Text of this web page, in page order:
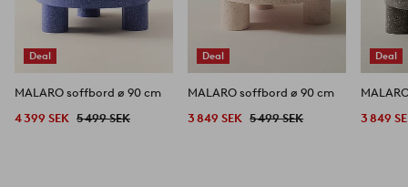
Deal
MALARO soffbord ø 90 cm
4 399 SEK 5 499 SEK
Deal
MALARO soffbord ø 90 cm
3 849 SEK 5 499 SEK
Deal
3 849